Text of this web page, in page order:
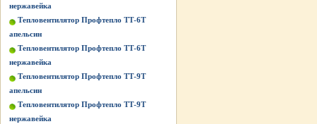
нержавейка
Тепловентилятор Профтепло ТТ-6Т
апельсин
Тепловентилятор Профтепло ТТ-6Т
нержавейка
Тепловентилятор Профтепло ТТ-9Т
апельсин
Тепловентилятор Профтепло ТТ-9Т
нержавейка